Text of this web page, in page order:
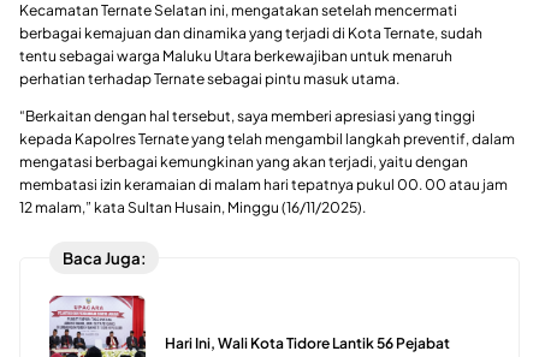
Kecamatan Ternate Selatan ini, mengatakan setelah mencermati
berbagai kemajuan dan dinamika yang terjadi di Kota Ternate, sudah
tentu sebagai warga Maluku Utara berkewajiban untuk menaruh
perhatian terhadap Ternate sebagai pintu masuk utama.
“Berkaitan dengan hal tersebut, saya memberi apresiasi yang tinggi
kepada Kapolres Ternate yang telah mengambil langkah preventif, dalam
mengatasi berbagai kemungkinan yang akan terjadi, yaitu dengan
membatasi izin keramaian di malam hari tepatnya pukul 00. 00 atau jam
12 malam,” kata Sultan Husain, Minggu (16/11/2025).
Baca Juga:
Hari Ini, Wali Kota Tidore Lantik 56 Pejabat